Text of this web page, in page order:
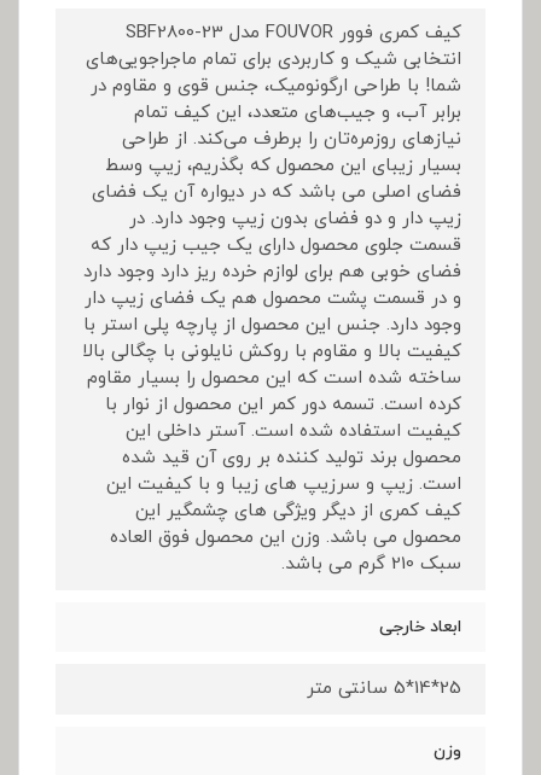
کیف کمری فوور FOUVOR مدل SBF2800-23
انتخابی شیک و کاربردی برای تمام ماجراجویی‌های
شما! با طراحی ارگونومیک، جنس قوی و مقاوم در
برابر آب، و جیب‌های متعدد، این کیف تمام
نیازهای روزمره‌تان را برطرف می‌کند. از طراحی
بسیار زیبای این محصول که بگذریم، زیپ وسط
فضای اصلی می باشد که در دیواره آن یک فضای
زیپ دار و دو فضای بدون زیپ وجود دارد. در
قسمت جلوی محصول دارای یک جیب زیپ دار که
فضای خوبی هم برای لوازم خرده ریز دارد وجود دارد
و در قسمت پشت محصول هم یک فضای زیپ دار
وجود دارد. جنس این محصول از پارچه پلی استر با
کیفیت بالا و مقاوم با روکش نایلونی با چگالی بالا
ساخته شده است که این محصول را بسیار مقاوم
کرده است. تسمه دور کمر این محصول از نوار با
کیفیت استفاده شده است. آستر داخلی این
محصول برند تولید کننده بر روی آن قید شده
است. زیپ و سرزیپ های زیبا و با کیفیت این
کیف کمری از دیگر ویژگی های چشمگیر این
محصول می باشد. وزن این محصول فوق العاده
سبک 210 گرم می باشد.
ابعاد خارجی
25*14*5 سانتی متر
وزن